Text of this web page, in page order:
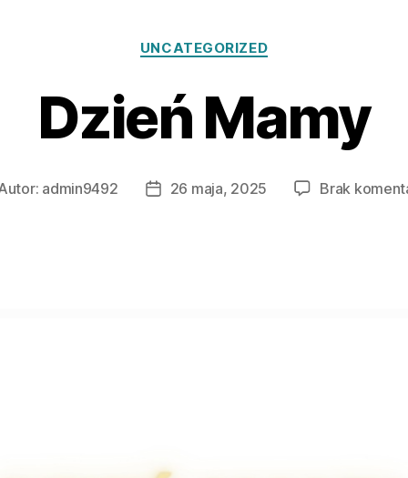
Kategorie
UNCATEGORIZED
Dzień Mamy
admin9492
Data26 maja, 2025 Brak